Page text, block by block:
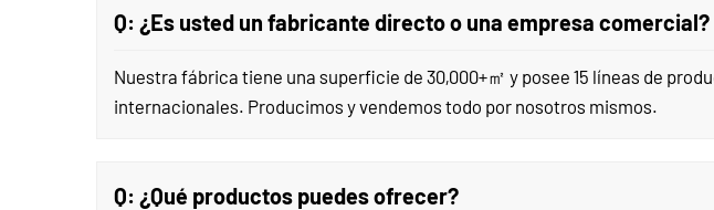
Q: ¿Es usted un fabricante directo o una empresa comercial?
Nuestra fábrica tiene una superficie de 30,000+㎡ y posee 15 líneas de
internacionales. Producimos y vendemos todo por nosotros mismos.
Q: ¿Qué productos puedes ofrecer?